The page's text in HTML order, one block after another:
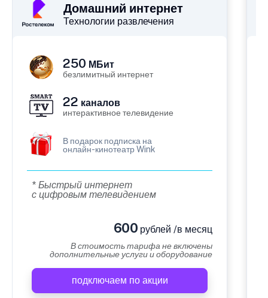
Домашний интернет
Технологии развлечения
250 МБит
безлимитный интернет
22 каналов
интерактивное телевидение
В подарок подписка на
онлайн-кинотеатр Wink
* Быстрый интернет
с цифровым телевидением
600 рублей /в месяц
В стоимость тарифа не включены
дополнительные услуги и оборудование
подключаем по акции